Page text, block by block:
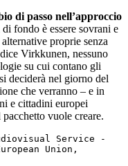
di passo nell’approccio
di fondo è essere sovrani e
proprie senza
Virkkunen, nessuno
su cui contano gli
deciderà nel giorno del
che verranno – e in
e cittadini europei
vuole creare.
Service -
Union,